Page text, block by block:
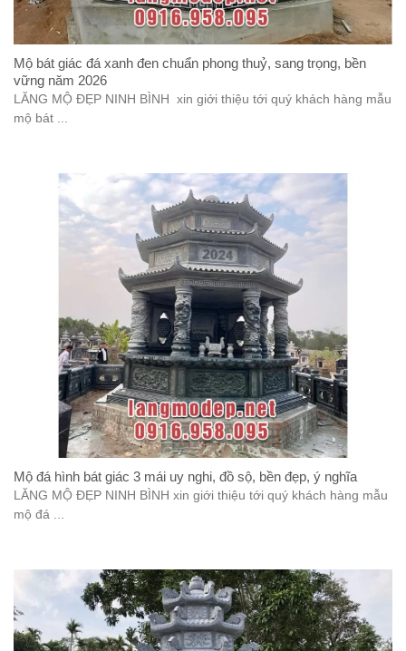
Mộ bát giác đá xanh đen chuẩn phong thuỷ, sang trọng, bền
vững năm 2026
LĂNG MỘ ĐẸP NINH BÌNH xin giới thiệu tới quý khách hàng mẫu
mộ bát ...
Mộ đá hình bát giác 3 mái uy nghi, đồ sộ, bền đẹp, ý nghĩa
LĂNG MỘ ĐẸP NINH BÌNH xin giới thiệu tới quý khách hàng mẫu
mộ đá ...